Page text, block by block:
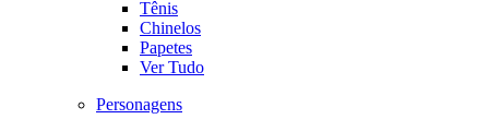
Tênis
Chinelos
Papetes
Ver Tudo
Personagens